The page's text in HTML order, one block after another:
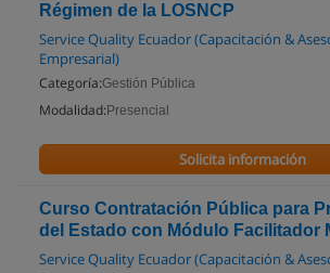
Régimen de la LOSNCP
Service Quality Ecuador (Capacitación &
Empresarial)
Categoría:Gestión Pública
Modalidad: Presencial
Solicita información
Curso Contratación Pública para
del Estado con Módulo Facilitador
Service Quality Ecuador (Capacitación &